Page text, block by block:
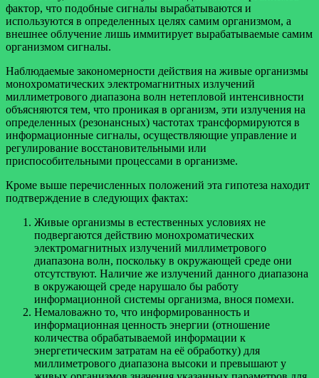
фактор, что подобные сигналы вырабатываются и
используются в определенных целях самим организмом, а
внешнее облучение лишь иммитирует вырабатываемые самим
организмом сигналы.
Наблюдаемые закономерности действия на живые организмы
монохроматических электромагнитных излучений
миллиметрового диапазона волн нетепловой интенсивности
объясняются тем, что проникая в организм, эти излучения на
определенных (резонансных) частотах трансформируются в
информационные сигналы, осуществляющие управление и
регулирование восстановительными или
приспособительными процессами в организме.
Кроме выше перечисленных положений эта гипотеза находит
подтверждение в следующих фактах:
Живые организмы в естественных условиях не
подвергаются действию монохроматических
электромагнитных излучений миллиметрового
диапазона волн, поскольку в окружающей среде они
отсутствуют. Наличие же излучений данного диапазона
в окружающей среде нарушало бы работу
информационной системы организма, внося помехи.
Немаловажно то, что информированность и
информационная ценность энергии (отношение
количества обрабатываемой информации к
энергетическим затратам на её обработку) для
миллиметрового диапазона высоки и превышают у